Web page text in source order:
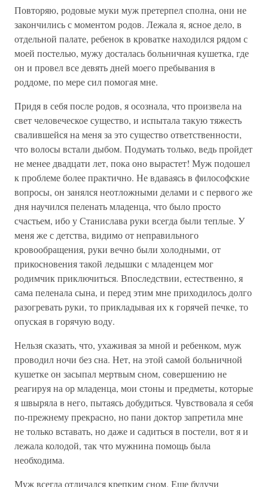
Повторяю, родовые муки муж претерпел сполна, они не
закончились с моментом родов. Лежала я, ясное дело, в
отдельной палате, ребенок в кроватке находился рядом с
моей постелью, мужу досталась больничная кушетка, где
он и провел все девять дней моего пребывания в
роддоме, по мере сил помогая мне.
Придя в себя после родов, я осознала, что произвела на
свет человеческое существо, и испытала такую тяжесть
свалившейся на меня за это существо ответственности,
что волосы встали дыбом. Подумать только, ведь пройдет
не менее двадцати лет, пока оно вырастет! Муж подошел
к проблеме более практично. Не вдаваясь в философские
вопросы, он занялся неотложными делами и с первого же
дня научился пеленать младенца, что было просто
счастьем, ибо у Станислава руки всегда были теплые. У
меня же с детства, видимо от неправильного
кровообращения, руки вечно были холодными, от
прикосновения такой ледышки с младенцем мог
родимчик приключиться. Впоследствии, естественно, я
сама пеленала сына, и перед этим мне приходилось долго
разогревать руки, то прикладывая их к горячей печке, то
опуская в горячую воду.
Нельзя сказать, что, ухаживая за мной и ребенком, муж
проводил ночи без сна. Нет, на этой самой больничной
кушетке он засыпал мертвым сном, совершению не
реагируя на ор младенца, мои стоны и предметы, которые
я швыряла в него, пытаясь добудиться. Чувствовала я себя
по-прежнему прекрасно, но пани доктор запретила мне
не только вставать, но даже и садиться в постели, вот я и
лежала колодой, так что мужнина помощь была
необходима.
Муж всегда отличался крепким сном. Еще будучи